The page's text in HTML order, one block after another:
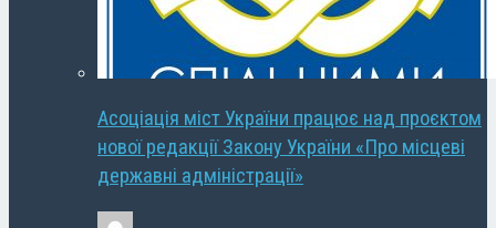
Асоціація міст України працює над проєктом
нової редакції Закону України «Про місцеві
державні адміністрації»